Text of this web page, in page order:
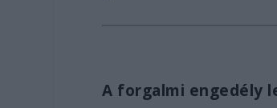
A forgalmi engedély